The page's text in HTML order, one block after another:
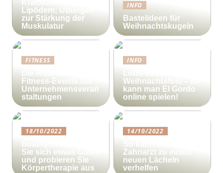
Lipödem: Übungen
zur Stärkung der
Muskulatur
INFO
Bastelideen für
Weihnachtskugeln
FITNESS
Fitness-Events bei
Unternehmensveran
staltungen
INFO
Weihnachtsfest – so
kann man El Gordo
online spielen!
18/10/2022
Sie sich etwas Gutes
und probieren Sie
Körpertherapie aus
14/10/2022
Zahnarzt zu einem
neuen Lächeln
verhelfen